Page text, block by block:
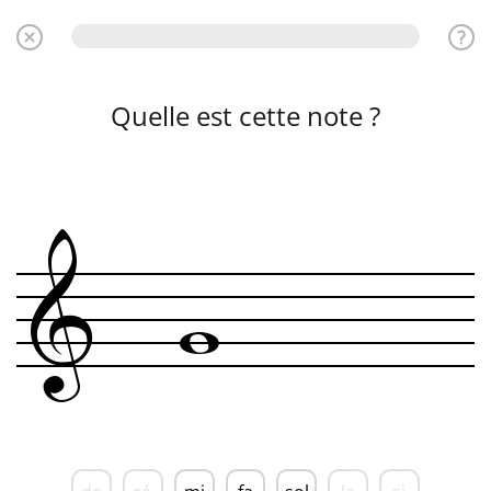
Quelle est cette note ?
& w